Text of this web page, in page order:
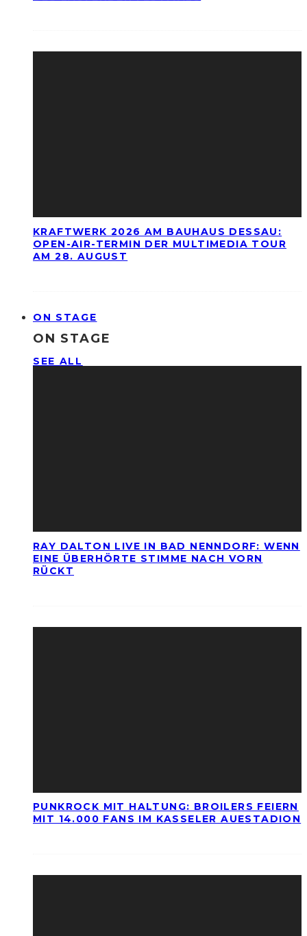
KRAFTWERK 2026 AM BAUHAUS DESSAU:
OPEN-AIR-TERMIN DER MULTIMEDIA TOUR
AM 28. AUGUST
ON STAGE
ON STAGE
SEE ALL
RAY DALTON LIVE IN BAD NENNDORF: WENN
EINE ÜBERHÖRTE STIMME NACH VORN
RÜCKT
PUNKROCK MIT HALTUNG: BROILERS FEIERN
MIT 14.000 FANS IM KASSELER AUESTADION